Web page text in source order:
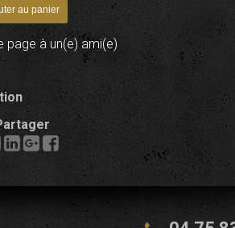
page à un(e) ami(e)